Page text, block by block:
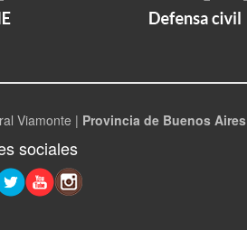
Viamonte | Provincia de Buenos Aires
sociales